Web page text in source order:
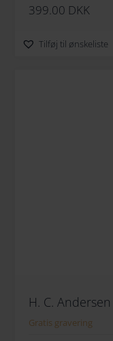
399.00 DKK
Tilføj til ønskeliste
H. C.
Gratis gravering